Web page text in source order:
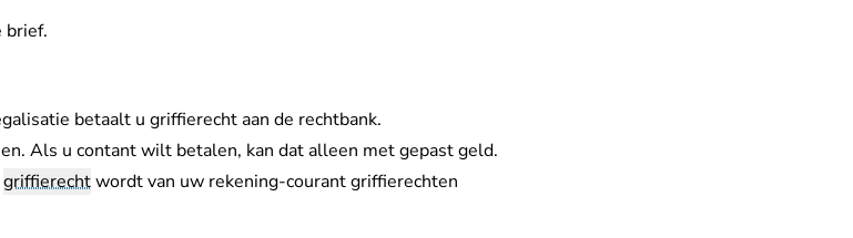
brief.
betaalt u griffierechtaan de rechtbank.
Als u contant wilt betalen, kan dat alleen met gepast geld.
griffierechtwordt van uw rekening-courant griffierechten